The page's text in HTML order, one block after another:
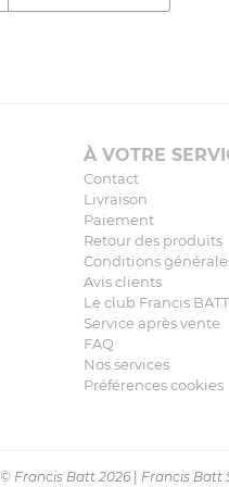
À VOTRE
Contact
Livraison
Paiement
Retour des produits
Conditions
Avis clients
Le club Francis BATT
Service après vente
FAQ
Nos services
Préférences cookies
© Francis Batt 2026 Francis Batt